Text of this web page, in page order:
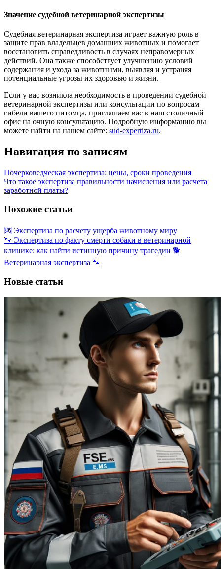
Значение судебной ветеринарной экспертизы
Судебная ветеринарная экспертиза играет важную роль в
защите прав владельцев домашних животных и помогает
восстановить справедливость в случаях неправомерных
действий. Она также способствует улучшению условий
содержания и ухода за животными, выявляя и устраняя
потенциальные угрозы их здоровью и жизни.
Если у вас возникла необходимость в проведении судебной
ветеринарной экспертизы или консультации по вопросам
гибели вашего питомца, приглашаем вас в наш столичный
офис на очную консультацию. Подробную информацию вы
можете найти на нашем сайте: sud-expertiza.ru.
Навигация по записям
Почерковедческая экспертиза: цены, сроки проведения
Что такое экспертиза правильности начисления или расчета
заработной платы?
Похожие статьи
🆘 Экспертиза по расчету ущерба животному миру
🐾 Экспертиза по факту смерти собаки в ветеринарной
клинике: как найти истинную причину трагедии 🐕
Ветеринарная экспертиза 🐾
Новые статьи